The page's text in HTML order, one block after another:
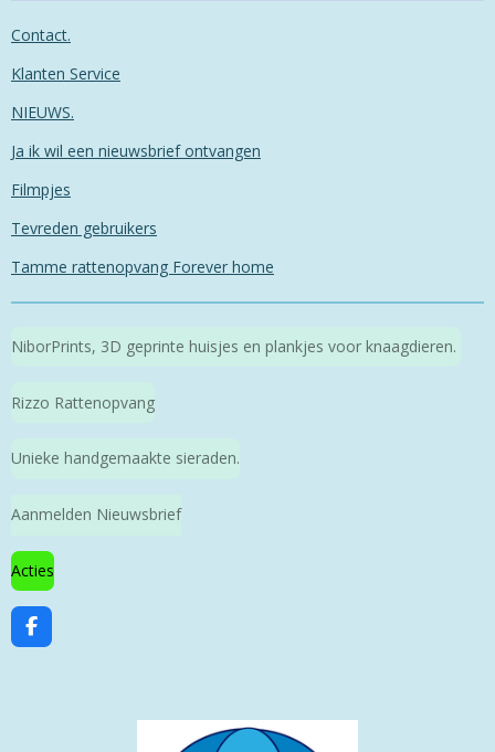
Contact.
Klanten Service
NIEUWS.
Ja ik wil een nieuwsbrief ontvangen
Filmpjes
Tevreden gebruikers
Tamme rattenopvang Forever home
NiborPrints, 3D geprinte huisjes en plankjes voor knaagdieren.
Rizzo Rattenopvang
Unieke handgemaakte sieraden.
Aanmelden Nieuwsbrief
Acties
F
a